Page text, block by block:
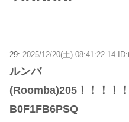
29: 2025/12/20(土) 08:41:22.14
ルンバ
(Roomba)205！！！！
B0F1FB6PSQ